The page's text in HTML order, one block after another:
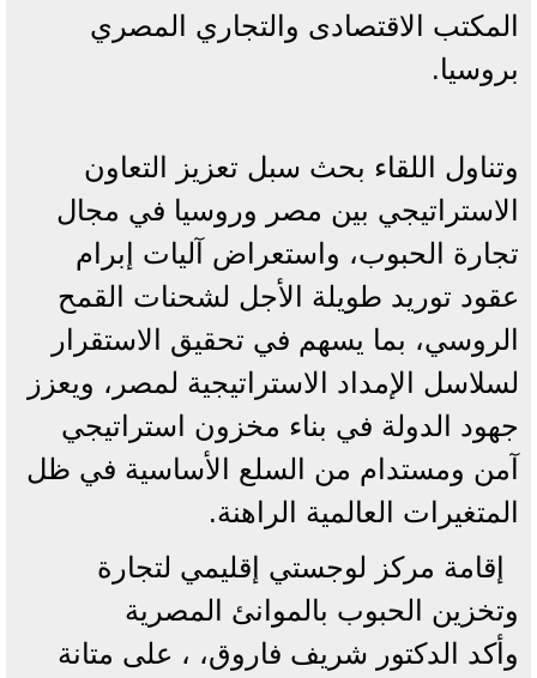
المكتب الاقتصادى والتجاري المصري
بروسيا.
وتناول اللقاء بحث سبل تعزيز التعاون
الاستراتيجي بين مصر وروسيا في مجال
تجارة الحبوب، واستعراض آليات إبرام
عقود توريد طويلة الأجل لشحنات القمح
الروسي، بما يسهم في تحقيق الاستقرار
لسلاسل الإمداد الاستراتيجية لمصر، ويعزز
جهود الدولة في بناء مخزون استراتيجي
آمن ومستدام من السلع الأساسية في ظل
المتغيرات العالمية الراهنة.
إقامة مركز لوجستي إقليمي لتجارة
وتخزين الحبوب بالموانئ المصرية
وأكد الدكتور شريف فاروق، ، على متانة